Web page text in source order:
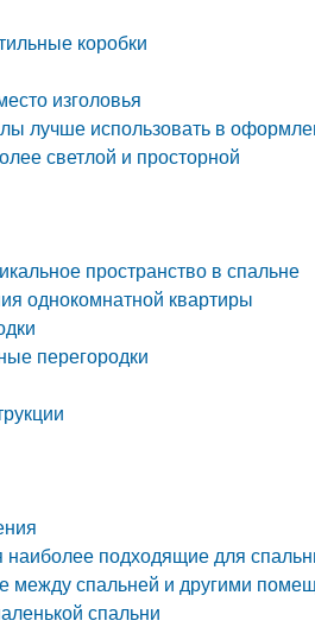
коробки
изголовья
лучше использовать в
светлой и просторной
пространство в спальне
однокомнатной квартиры
перегородки
подходящие для
между спальней и другими
спальни